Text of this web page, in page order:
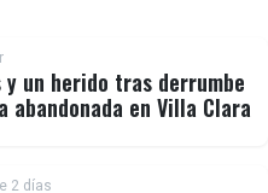
un herido tras derrumbe
abandonada en Villa Clara
2 días